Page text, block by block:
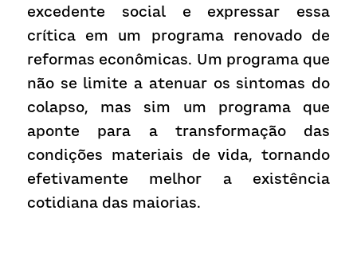
excedente social e expressar essa
crítica em um programa renovado de
reformas econômicas. Um programa que
não se limite a atenuar os sintomas do
colapso, mas sim um programa que
aponte para a transformação das
condições materiais de vida, tornando
efetivamente melhor a existência
cotidiana das maiorias.